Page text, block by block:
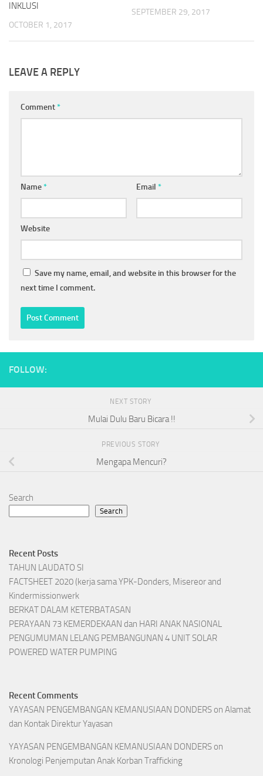
INKLUSI
OCTOBER 1, 2017
SEPTEMBER 29, 2017
LEAVE A REPLY
Comment*
Name* Email *
Website
Save my name, email, and website in this browser for the
next time I comment.
FOLLOW:
NEXT STORY
Mulai Dulu Baru Bicara !!
PREVIOUS STORY
Mengapa Mencuri?
Search
Search
Recent Posts
TAHUN LAUDATO SI
FACTSHEET 2020 (kerja sama YPK-Donders, Misereor and
Kindermissionwerk
BERKAT DALAM KETERBATASAN
PERAYAAN 73 KEMERDEKAAN dan HARI ANAK NASIONAL
PENGUMUMAN LELANG PEMBANGUNAN 4 UNIT SOLAR
POWERED WATER PUMPING
Recent Comments
YAYASAN PENGEMBANGAN KEMANUSIAAN DONDERS on Alamat
dan Kontak Direktur Yayasan
YAYASAN PENGEMBANGAN KEMANUSIAAN DONDERS on
Kronologi Penjemputan Anak Korban Trafficking